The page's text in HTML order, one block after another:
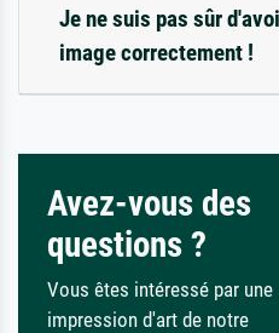
Je ne suis pas sûr
image correctement !
Avez-vous des
questions ?
Vous êtes intéressé par une
impression d'art de notre